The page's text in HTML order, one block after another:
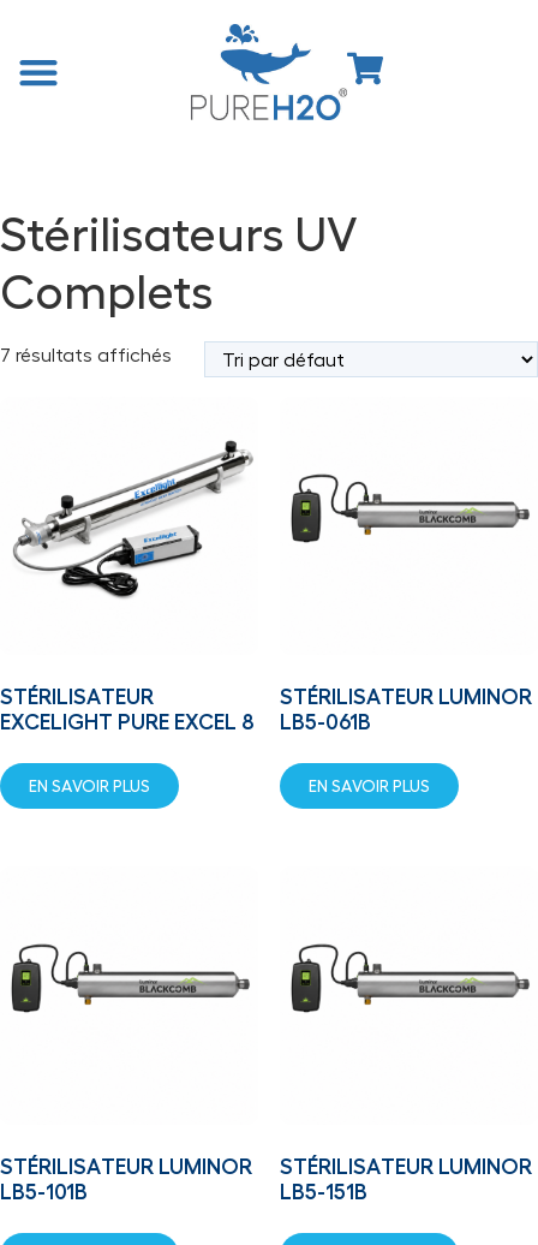
Stérilisateurs UV
Complets
7 résultats affichés
STÉRILISATEUR
EXCELIGHT PURE EXCEL 8
EN SAVOIR PLUS
STÉRILISATEUR LUMINOR
LB5-061B
EN SAVOIR PLUS
STÉRILISATEUR LUMINOR
LB5-101B
STÉRILISATEUR LUMINOR
LB5-151B